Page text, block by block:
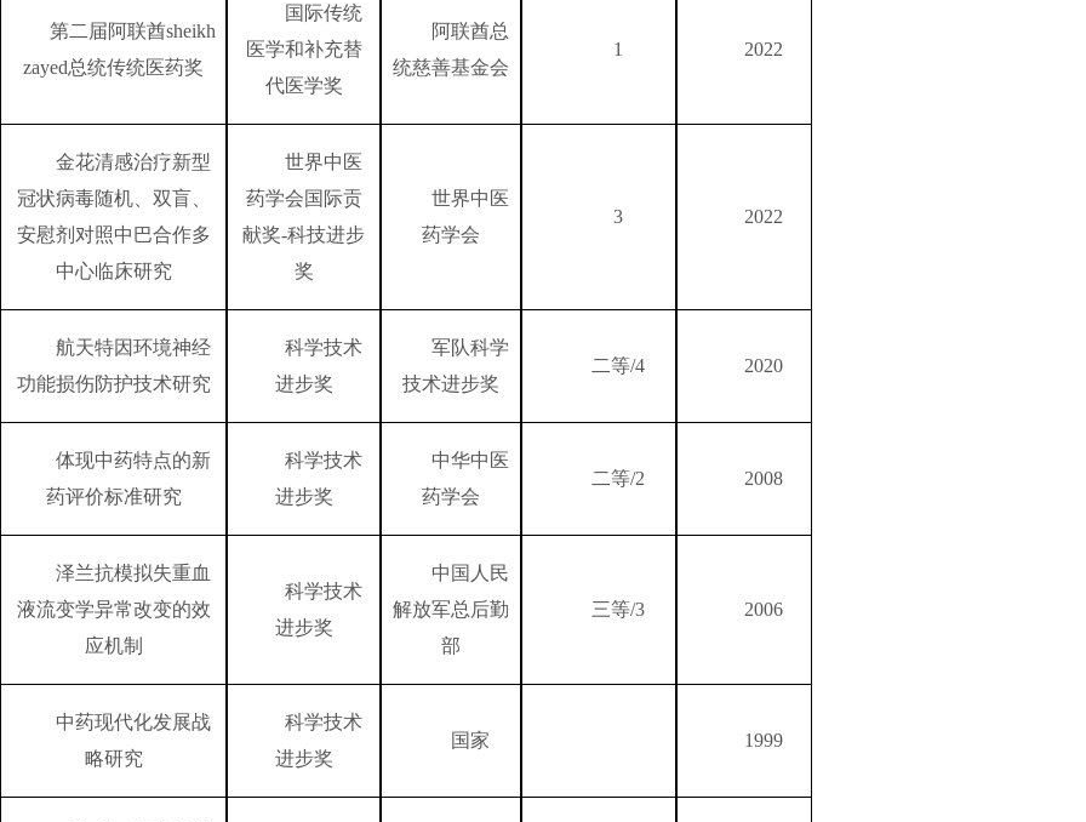
第二届阿联酋sheikh
zayed总统传统医药奖
国际传统
医学和补充替
代医学奖
阿联酋总
统慈善基金会
1 2022
金花清感治疗新型
冠状病毒随机、双盲、
安慰剂对照中巴合作多
中心临床研究
世界中医
药学会国际贡
献奖-科技进步
奖
世界中医
药学会
3 2022
航天特因环境神经
功能损伤防护技术研究
科学技术
进步奖
军队科学
技术进步奖
二等/4 2020
体现中药特点的新
药评价标准研究
科学技术
进步奖
中华中医
药学会
二等/2 2008
泽兰抗模拟失重血
液流变学异常改变的效
应机制
科学技术
进步奖
中国人民
解放军总后勤
部
三等/3 2006
中药现代化发展战
略研究
科学技术
进步奖
国家 1999